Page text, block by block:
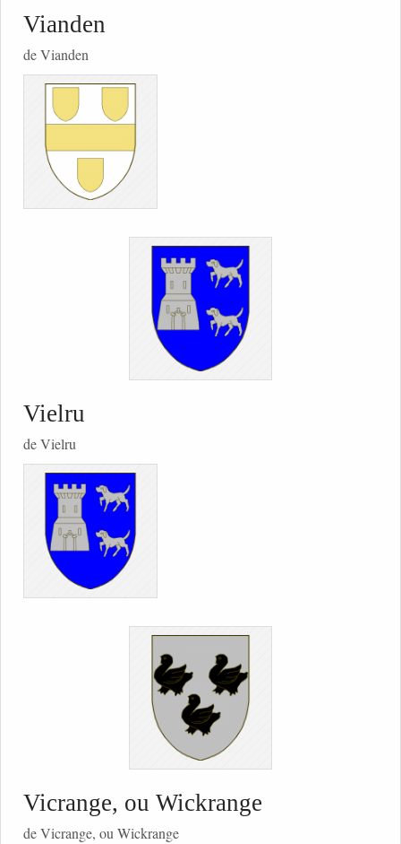
Vianden
de Vianden
Vielru
de Vielru
Vicrange, ou Wickrange
de Vicrange, ou Wickrange